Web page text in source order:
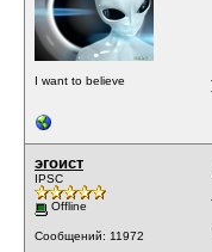
I want to believe
эгоист
IPSC
Offline
Сообщений: 11972